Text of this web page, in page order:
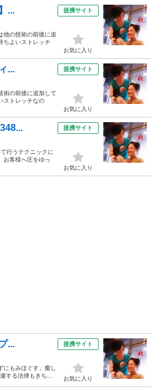
...
他の技術の前後に追
ちよいストレッチ
提携サイト
お気に入り
...
術の前後に追加して
ストレッチなの
提携サイト
お気に入り
行うテクニックに
お客様へ圧をゆっ
提携サイト
お気に入り
...
もみほぐす」癒し
する法律もきち...
提携サイト
お気に入り